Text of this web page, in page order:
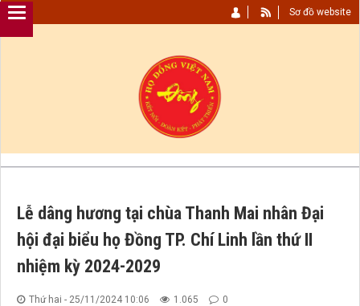
Sơ đồ website
Lễ dâng hương tại chùa Thanh Mai nhân Đại
hội đại biểu họ Đồng TP. Chí Linh lần thứ II
nhiệm kỳ 2024-2029
Thứ hai - 25/11/2024 10:06 1.065 0